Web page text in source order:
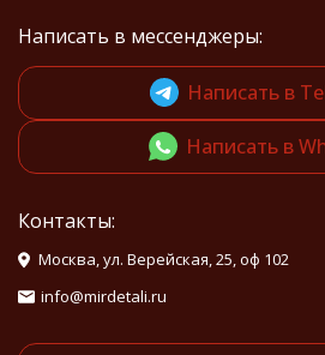
Написать в мессенджеры:
Написать в
Написать в
Контакты:
Москва, ул. Верейская, 25, оф 102
info@mirdetali.ru